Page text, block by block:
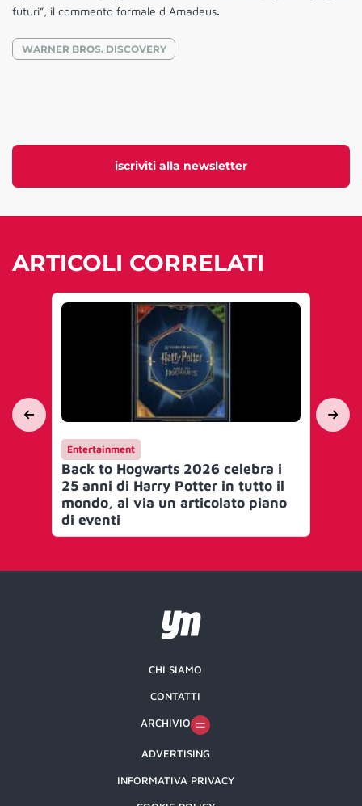
iscriviti alla newsletter
futuri”, il commento formale d Amadeus.
WARNER BROS. DISCOVERY
ARTICOLI CORRELATI
Entertainment
Back to Hogwarts 2026 celebra i
25 anni di Harry Potter in tutto il
mondo, al via un articolato piano
di eventi
CHI SIAMO
CONTATTI
ARCHIVIO
ADVERTISING
INFORMATIVA PRIVACY